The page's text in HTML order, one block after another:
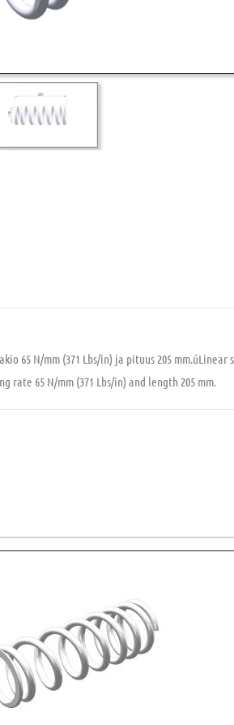
65 N/mm (371 Lbs/in) ja pituus 205 mm.úLinear
rate 65 N/mm (371 Lbs/in) and length 205 mm.